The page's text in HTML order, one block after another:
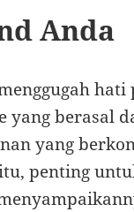
Anda
hati
yang berasal
yang
penting